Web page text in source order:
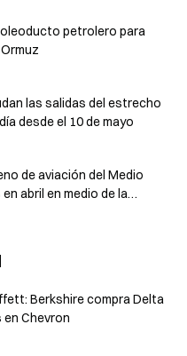
petrolero para
las salidas del estrecho
desde el 10 de mayo
de aviación del Medio
abril en medio de la
Berkshire compra Delta
en Chevron